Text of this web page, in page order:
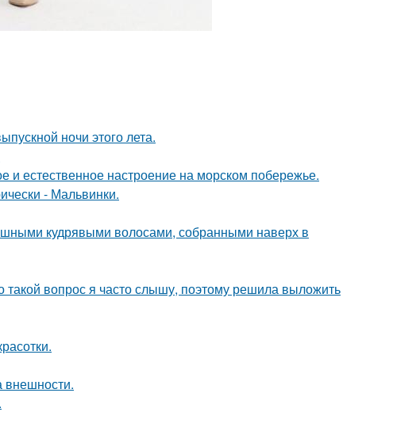
ночи этого лета.
и естественное настроение на морском побережье.
- Мальвинки.
кудрявыми волосами, собранными наверх в
такой вопрос я часто слышу, поэтому решила выложить
внешности.